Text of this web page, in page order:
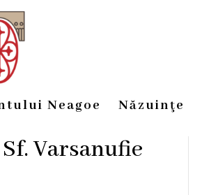
Neagoe Năzuinţe
Varsanufie